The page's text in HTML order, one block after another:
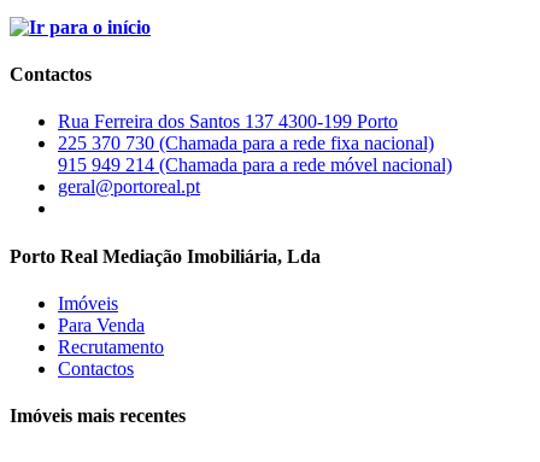
Contactos
Rua Ferreira dos Santos 137 4300-199 Porto
225 370 730 (Chamada para a rede fixa nacional)
915 949 214 (Chamada para a rede móvel nacional)
geral@portoreal.pt
Porto Real Mediação Imobiliária, Lda
Imóveis
Para Venda
Recrutamento
Contactos
Imóveis mais recentes